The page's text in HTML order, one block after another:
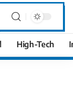
High-Tech